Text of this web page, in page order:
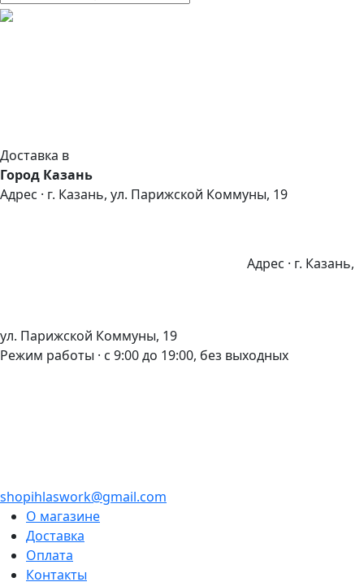
Доставка в
Город Казань
Адрес · г. Казань, ул. Парижской Коммуны, 19
Адрес · г. Казань,
ул. Парижской Коммуны, 19
Режим работы · с 9:00 до 19:00, без выходных
shopihlaswork@gmail.com
О магазине
Доставка
Оплата
Контакты